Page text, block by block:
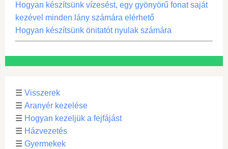
Hogyan készítsünk vízesést, egy gyönyörű fonat saját
kezével minden lány számára elérhető
Hogyan készítsünk önitatót nyulak számára
☰ Visszerek
☰ Aranyér kezelése
☰ Hogyan kezeljük a fejfájást
☰ Házvezetés
☰ Gyermekek